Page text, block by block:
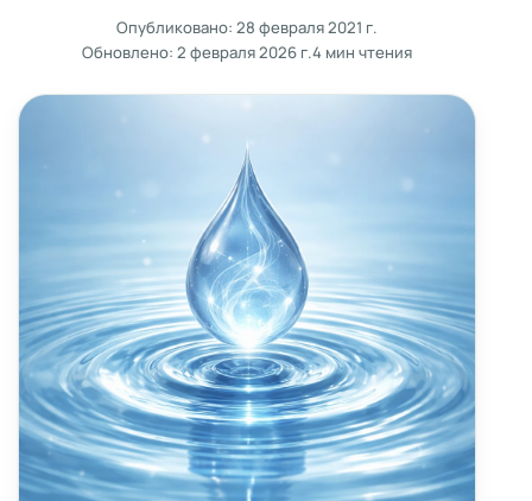
Опубликовано: 28 февраля 2021 г.
Обновлено: 2 февраля 2026 г.4 мин чтения